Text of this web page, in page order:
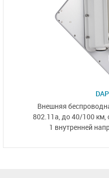
Внешняя
802.11a, до 40/100 км,
1 внутренней